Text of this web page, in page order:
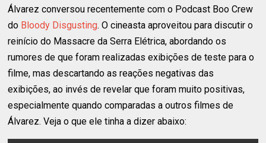
Álvarez conversou recentemente com o Podcast Boo Crew
do Bloody Disgusting. O cineasta aproveitou para discutir o
reinício do Massacre da Serra Elétrica, abordando os
rumores de que foram realizadas exibições de teste para o
filme, mas descartando as reações negativas das
exibições, ao invés de revelar que foram muito positivas,
especialmente quando comparadas a outros filmes de
Álvarez. Veja o que ele tinha a dizer abaixo: